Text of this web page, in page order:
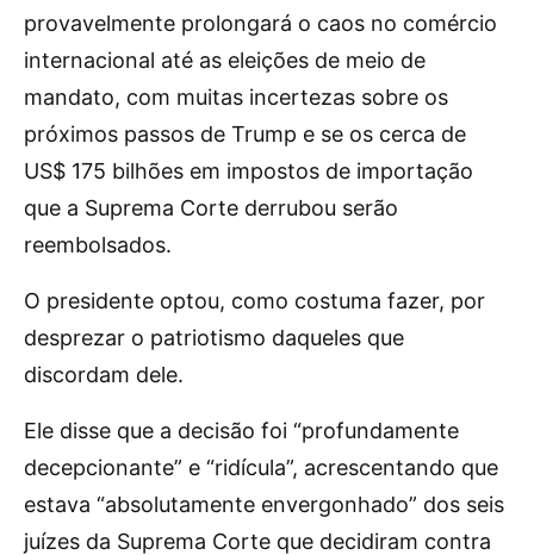
provavelmente prolongará o caos no comércio
internacional até as eleições de meio de
mandato, com muitas incertezas sobre os
próximos passos de Trump e se os cerca de
US$ 175 bilhões em impostos de importação
que a Suprema Corte derrubou serão
reembolsados.
O presidente optou, como costuma fazer, por
desprezar o patriotismo daqueles que
discordam dele.
Ele disse que a decisão foi “profundamente
decepcionante” e “ridícula”, acrescentando que
estava “absolutamente envergonhado” dos seis
juízes da Suprema Corte que decidiram contra